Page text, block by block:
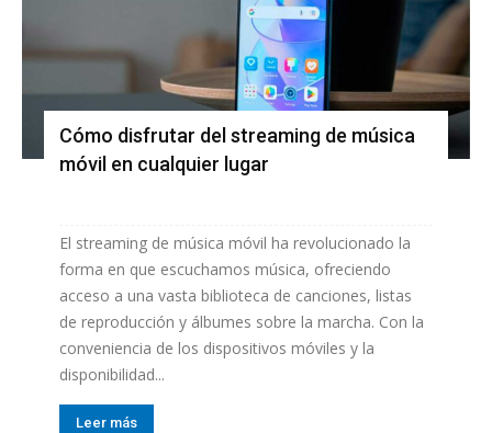
Cómo disfrutar del streaming de música
móvil en cualquier lugar
El streaming de música móvil ha revolucionado la
forma en que escuchamos música, ofreciendo
acceso a una vasta biblioteca de canciones, listas
de reproducción y álbumes sobre la marcha. Con la
conveniencia de los dispositivos móviles y la
disponibilidad...
Leer más